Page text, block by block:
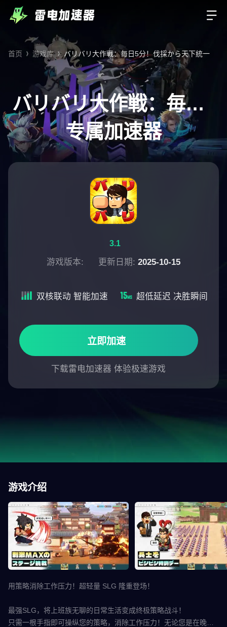
首页 游戏库 バリバリ大作戦：毎日5分！伐採から天下統一
バリバリ大作戦：毎日5
分！伐採から天下統一
专属加速器
3.1
游戏版本: 更新日期: 2025-10-15
立即加速
下载雷电加速器 体验极速游戏
双核联动 智能加速 超低延迟 决胜瞬间
游戏介绍
用策略消除工作压力！超轻量 SLG 隆重登场！
最强SLG，将上班族无聊的日常生活变成终极策略战斗！
只需一根手指即可操纵您的策略，消除工作压力！无论您是在晚点